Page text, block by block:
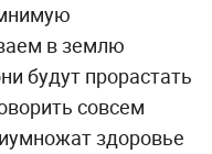
в землю
будут прорастать
совсем
здоровье